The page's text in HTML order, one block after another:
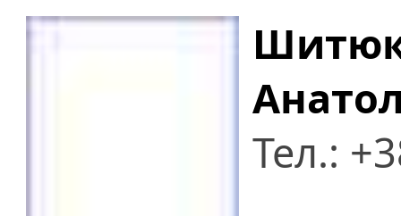
Шитюк
Тел.: